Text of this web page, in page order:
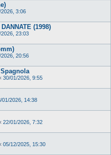
3:06
(1998)
23:03
20:56
30/01/2026, 9:55
01/2026, 14:38
22/01/2026, 7:32
05/12/2025, 15:30